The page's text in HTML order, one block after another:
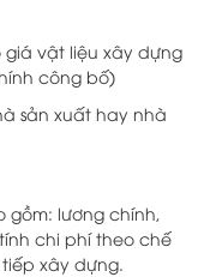
vật liệu xây dựng
công bố)
sản xuất hay nhà
lương chính,
chi phí theo chế
xây dựng.